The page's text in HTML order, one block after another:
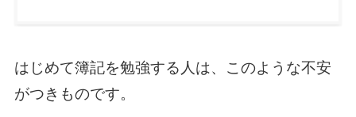
はじめて簿記を勉強する人は、このような不安
がつきものです。